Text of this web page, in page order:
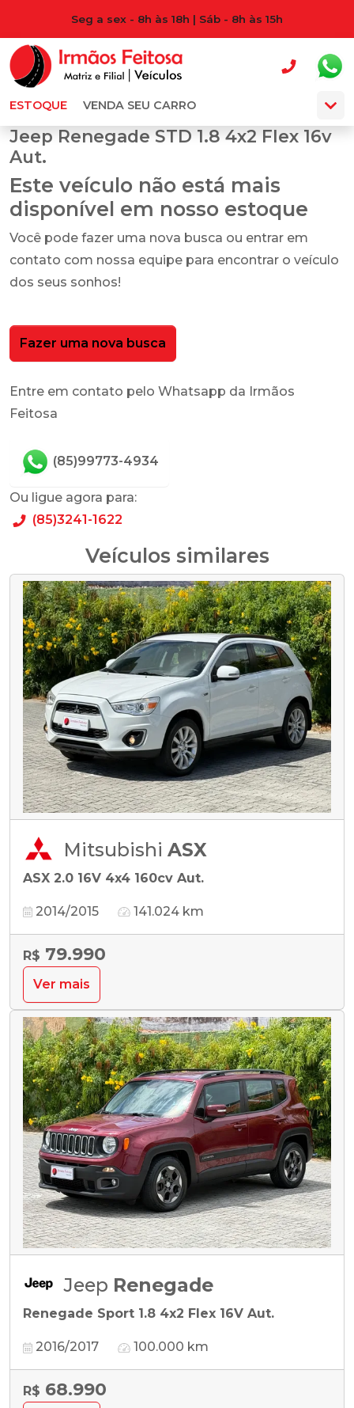
Seg a sex - 8h às 18h | Sáb - 8h às 15h
ESTOQUE VENDA SEU CARRO
Jeep Renegade STD 1.8 4x2 Flex 16v
Aut.
Este veículo não está mais
disponível em nosso estoque
Você pode fazer uma nova busca ou entrar em
contato com nossa equipe para encontrar o veículo
dos seus sonhos!
Fazer uma nova busca
Entre em contato pelo Whatsapp da Irmãos
Feitosa
(85)99773-4934
Ou ligue agora para:
(85)3241-1622
Veículos similares
Mitsubishi ASX
ASX 2.0 16V 4x4 160cv Aut.
2014/2015 141.024 km
R$ 79.990
Ver mais
Jeep Renegade
Renegade Sport 1.8 4x2 Flex 16V Aut.
2016/2017 100.000 km
R$ 68.990